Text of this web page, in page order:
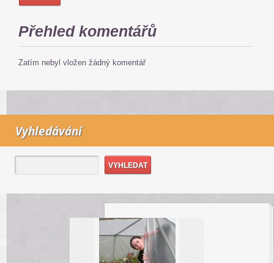
Přehled komentářů
Zatím nebyl vložen žádný komentář
Vyhledávání